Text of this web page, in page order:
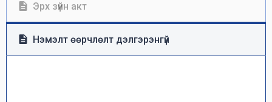
Эрх зүйн акт
Нэмэлт өөрчлөлт дэлгэрэнгүй